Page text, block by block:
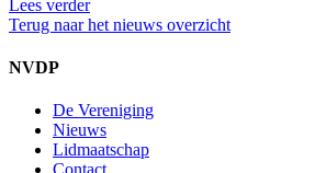
Lees verder
Terug naar het nieuws overzicht
NVDP
De Vereniging
Nieuws
Lidmaatschap
Contact